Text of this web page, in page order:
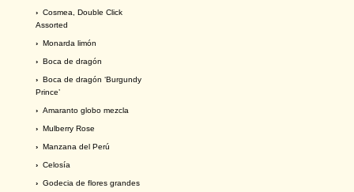
› Cosmea, Double Click
Assorted
› Monarda limón
› Boca de dragón
› Boca de dragón ‘Burgundy
Prince’
› Amaranto globo mezcla
› Mulberry Rose
› Manzana del Perú
› Celosía
› Godecia de flores grandes